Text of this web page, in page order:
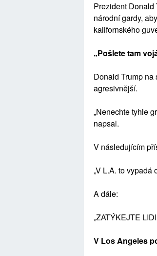
Prezident
národní gardy,
kalifornského
„Pošlete tam
Donald Trump
agresivnější.
„Nenechte tyhle
napsal.
V následujícím
„V L.A. to vypadá
A dále:
„ZATÝKEJTE
V Los Angeles